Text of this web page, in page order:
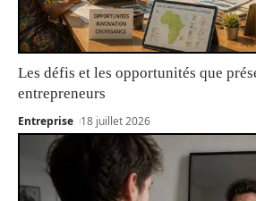
Les défis et les opportunités que
entrepreneurs
Entreprise 18 juillet 2026